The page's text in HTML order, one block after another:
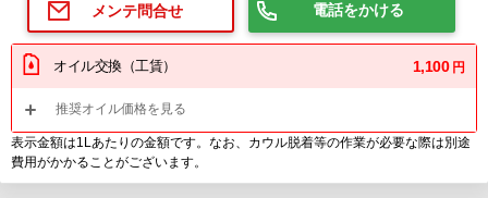
メンテ問合せ 電話をかける
オイル交換（工賃） 1,100 円
推奨オイル価格を見る
表示金額は1Lあたりの金額です。なお、カウル脱着等の作業が必要な際は別途
費用がかかることがございます。